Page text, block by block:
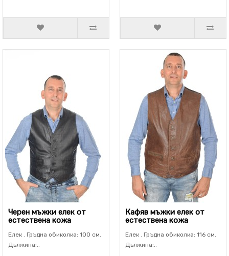
Черен мъжки елек от
естествена кожа
Елек . Гръдна обиколка: 100 см.
Дължина:..
Кафяв мъжки елек от
естествена кожа
Елек . Гръдна обиколка: 116 см.
Дължина:..